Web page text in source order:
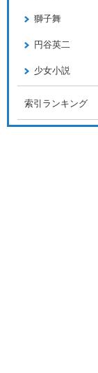
獅子舞
円谷英二
少女小説
索引ランキング